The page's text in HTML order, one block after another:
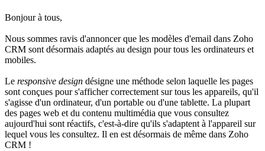
Bonjour à tous,
Nous sommes ravis d'annoncer que les modèles d'email dans Zoho
CRM sont désormais adaptés au design pour tous les ordinateurs et
mobiles.
Le responsive design désigne une méthode selon laquelle les pages
sont conçues pour s'afficher correctement sur tous les appareils, qu'il
s'agisse d'un ordinateur, d'un portable ou d'une tablette. La plupart
des pages web et du contenu multimédia que vous consultez
aujourd'hui sont réactifs, c'est-à-dire qu'ils s'adaptent à l'appareil sur
lequel vous les consultez. Il en est désormais de même dans Zoho
CRM !